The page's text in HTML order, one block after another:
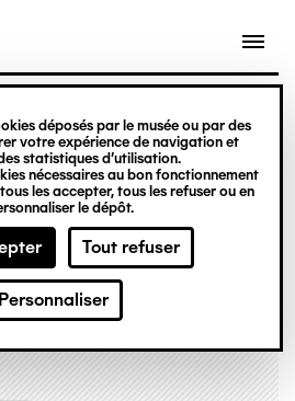
déposés par le musée ou par des
votre expérience de navigation et
statistiques d’utilisation.
nécessaires au bon fonctionnement
les accepter, tous les refuser ou en
le dépôt.
Tout refuser
Personnaliser